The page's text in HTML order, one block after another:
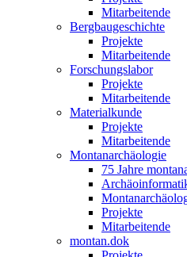
Mitarbeitende
Bergbaugeschichte
Projekte
Mitarbeitende
Forschungslabor
Projekte
Mitarbeitende
Materialkunde
Projekte
Mitarbeitende
Montanarchäologie
75 Jahre
Projekte
Mitarbeitende
montan.dok